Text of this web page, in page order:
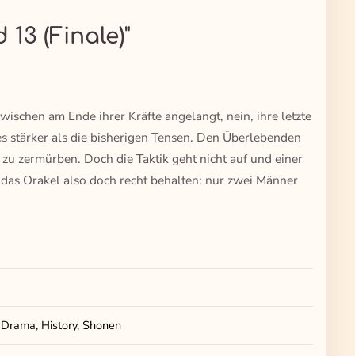
(Finale)"
am Ende ihrer Kräfte angelangt, nein, ihre letzte
stärker als die bisherigen Tensen. Den Überlebenden
zermürben. Doch die Taktik geht nicht auf und einer
Orakel also doch recht behalten: nur zwei Männer
History, Shonen